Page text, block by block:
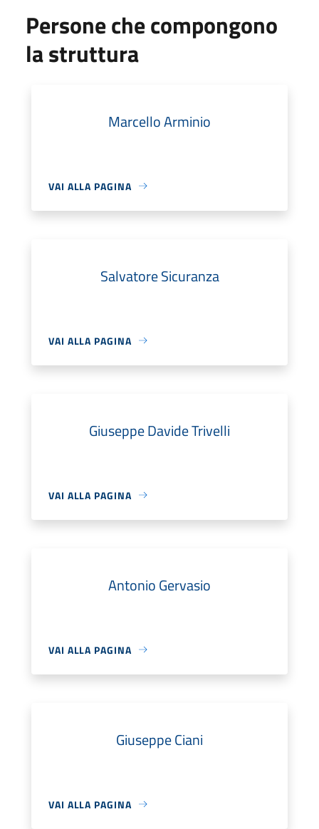
Persone che compongono
la struttura
Marcello Arminio
VAI ALLA PAGINA
Salvatore Sicuranza
VAI ALLA PAGINA
Giuseppe Davide Trivelli
VAI ALLA PAGINA
Antonio Gervasio
VAI ALLA PAGINA
Giuseppe Ciani
VAI ALLA PAGINA